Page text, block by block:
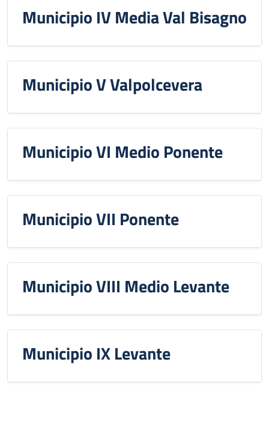
Municipio IV Media Val Bisagno
Municipio V Valpolcevera
Municipio VI Medio Ponente
Municipio VII Ponente
Municipio VIII Medio Levante
Municipio IX Levante